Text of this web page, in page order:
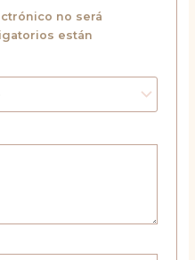
no será
están